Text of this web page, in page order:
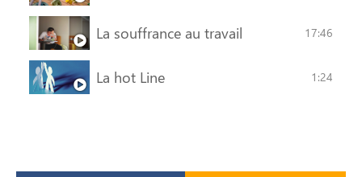
La souffrance au travail 17:46
La hot Line 1:24